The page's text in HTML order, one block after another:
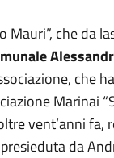
Mauri”, che da
che
Marinai
vent’anni fa,
da